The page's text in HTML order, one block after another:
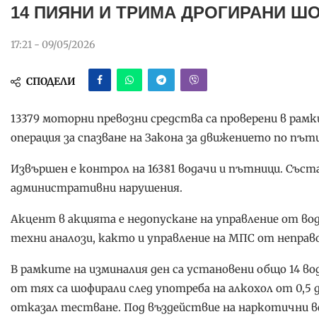
14 ПИЯНИ И ТРИМА ДРОГИРАНИ
17:21 - 09/05/2026
СПОДЕЛИ
13379 моторни превозни средства са проверени в
операция за спазване на Закона за движението по
Извършен е контрол на 16381 водачи и пътници.
административни нарушения.
Акцент в акцията е недопускане на управление от
техни аналози, както и управление на МПС от
В рамките на изминалия ден са установени общо 14
от тях са шофирали след употреба на алкохол от 0,5
отказал тестване. Под въздействие на наркотични